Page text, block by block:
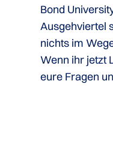
Bond
Ausgehviertel
nichts im
Wenn ihr jetzt
eure Fragen